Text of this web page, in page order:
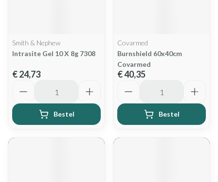
Smith & Nephew
Intrasite Gel 10 X 8g 7308
€ 24,73
Bestel
Covarmed
Burnshield 60x40cm
Covarmed
€ 40,35
Bestel